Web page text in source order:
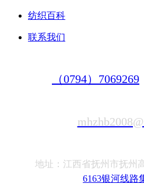
纺织百科
联系我们
（0794）7069269
地址：江西省抚州市抚州
6163银河线路